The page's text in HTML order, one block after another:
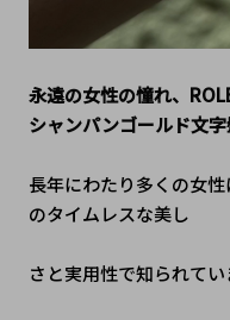
永遠の女性の憧れ、
シャンパンゴールド文
長年にわたり多くの女
のタイムレスな美し
さと実用性で知られてい